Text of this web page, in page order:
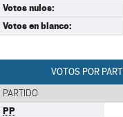
Votos nulos:
Votos en blanco:
VOTOS POR
PARTIDO
PP